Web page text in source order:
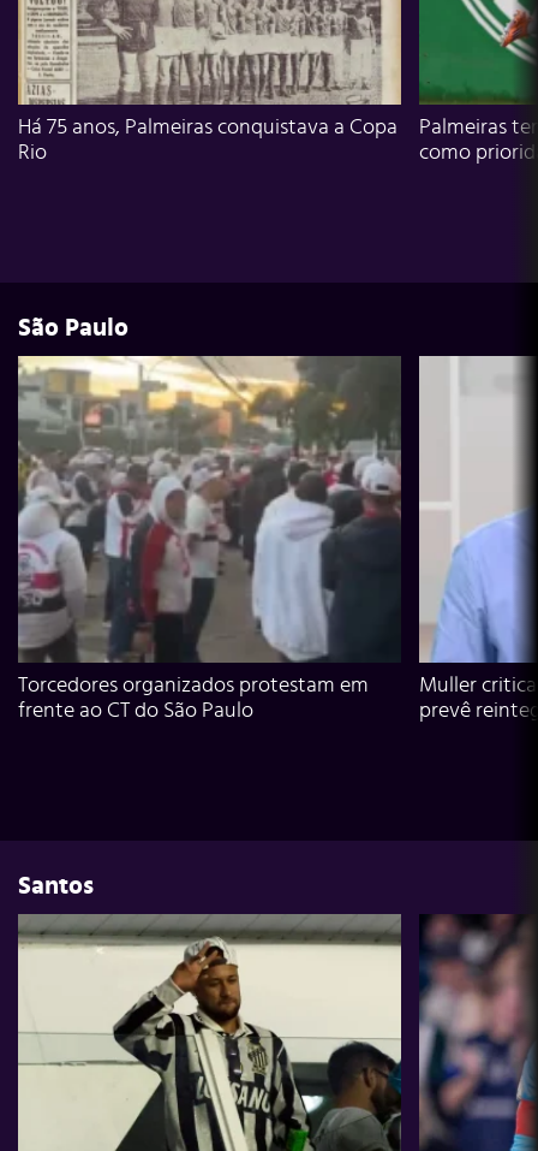
Há 75 anos, Palmeiras conquistava a Copa
Rio
Palmeiras
como
São Paulo
Torcedores organizados protestam em
frente ao CT do São Paulo
Muller
prevê
Santos